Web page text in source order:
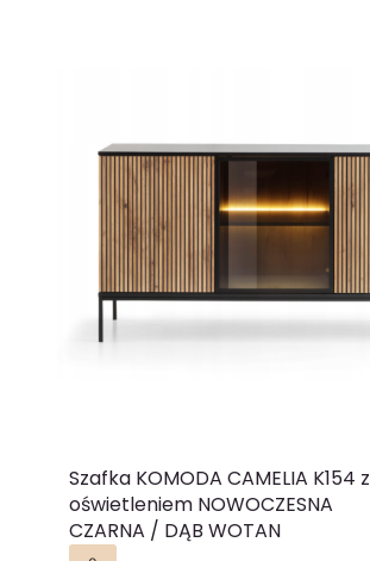
Szafka KOMODA CAMELIA K154 z
oświetleniem NOWOCZESNA
CZARNA / DĄB WOTAN